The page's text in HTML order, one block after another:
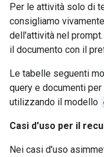
Per le attività solo di
consigliamo
dell'attività nel
il documento con il
Le tabelle seguenti
query e documenti
utilizzando il modello
Casi d'uso per il
Nei casi d'uso